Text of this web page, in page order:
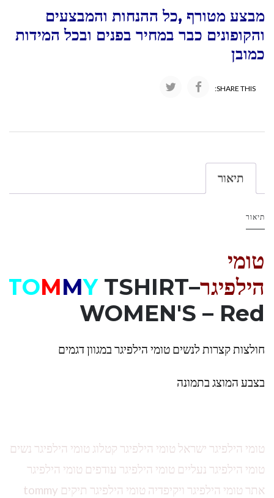
מבצע מטורף ,כל ההנחות והמבצעים
והקופונים כבר במחיר בפנים ובכל המידות
כמובן
SHARE THIS:
תיאור
תיאור
טומי
הילפיגר–
TOMMY TSHIRT
WOMEN'S – Red
חולצות קצרות לנשים טומי הילפיגר במגוון דגמים
בצבע המוצג בתמונה
טומי הילפיגר ישראל טומי הילפיגר קטלוג טומי הילפיגר נשים
טומי הילפיגר נעליים טומי הילפיגר עודפים טומי הילפיגר
אתר טומי הילפיגר ויקיפדיה טומי הילפיגר תיקים tommy